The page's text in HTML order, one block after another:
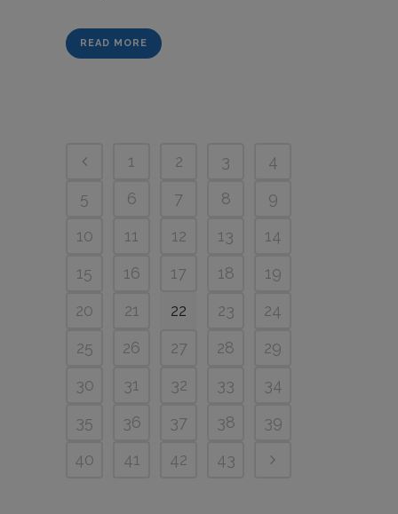
READ MORE
1 2 3
4
5
6 7 8
9
10
11 12 13
14
15
16 17 18
19
20
21 22 23
24
25
26 27 28
29
30
31 32 33
34
35
36 37 38
39
40
41 42 43